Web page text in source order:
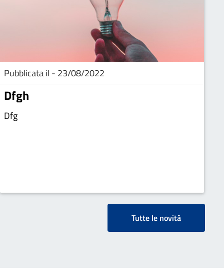
Pubblicata il - 23/08/2022
Dfgh
Dfg
Tutte le novità